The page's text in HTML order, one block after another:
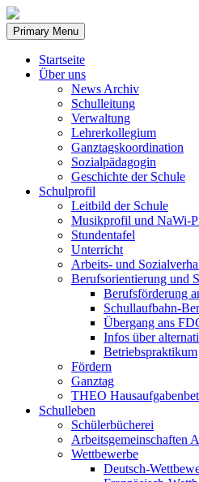
Skip
to
content
Primary Menu
Startseite
Über uns
News Archiv
Schulleitung
Verwaltung
Lehrerkollegium
Ganztagskoordination
Sozialpädagogin
Geschichte der Schule
Schulprofil
Leitbild der Schule
Musikprofil und NaWi-
Stundentafel
Unterricht
Arbeits- und
Berufsorientierung und
Berufsförderung
Schullaufbahn-
Übergang ans
Infos über
Betriebspraktikum
Fördern
Ganztag
THEO
Schulleben
Schülerbücherei
Arbeitsgemeinschaften
Wettbewerbe
Deutsch-